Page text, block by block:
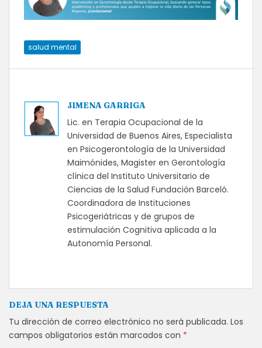
salud mental
JIMENA GARRIGA
Lic. en Terapia Ocupacional de la
Universidad de Buenos Aires, Especialista
en Psicogerontología de la Universidad
Maimónides, Magister en Gerontología
clínica del Instituto Universitario de
Ciencias de la Salud Fundación Barceló.
Coordinadora de Instituciones
Psicogeriátricas y de grupos de
estimulación Cognitiva aplicada a la
Autonomía Personal.
DEJA UNA RESPUESTA
Tu dirección de correo electrónico no será publicada. Los
campos obligatorios están marcados con *